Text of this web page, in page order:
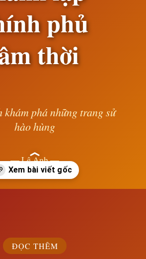
phủ
thời
phá những trang sử
hào hùng
— Lê Anh —
ĐỌC THÊM